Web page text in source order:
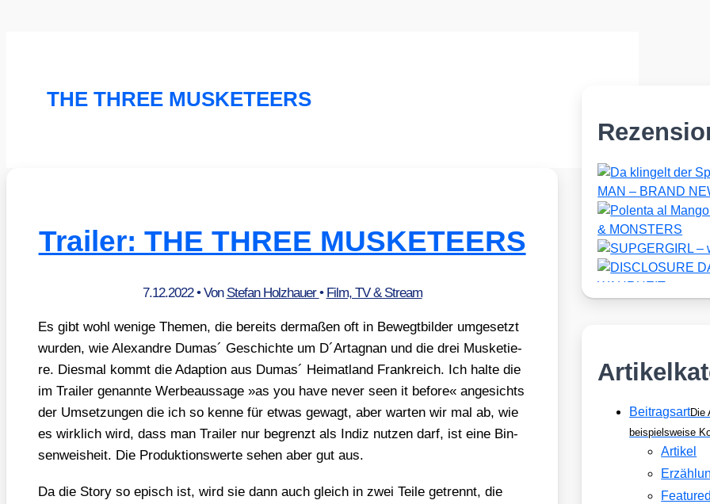
THE THREE MUSKETEERS
Trailer: THE THREE MUSKETEERS
7.12.2022• Von Stefan Holzhauer• Film, TV & Stream
Es gibt wohl weni­ge The­men, die bereits der­ma­ßen oft in Bewegt­bil­der umge­setzt
wur­den, wie Alex­and­re Dumas´ Geschich­te um D´Artagnan und die drei Mus­ke­tie­
re. Dies­mal kommt die Adap­ti­on aus Dumas´ Hei­mat­land Frank­reich. Ich hal­te die
im Trai­ler genann­te Wer­be­aus­sa­ge »as you have never seen it befo­re« ange­sichts
der Umset­zun­gen die ich so ken­ne für etwas gewagt, aber war­ten wir mal ab, wie
es wirk­lich wird, dass man Trai­ler nur begrenzt als Indiz nut­zen darf, ist eine Bin­
sen­weis­heit. Die Pro­duk­ti­ons­wer­te sehen aber gut aus.
Da die Sto­ry so episch ist, wird sie dann auch gleich in zwei Tei­le getrennt, die
BeitragsartDie
beispielsweise
Artikel